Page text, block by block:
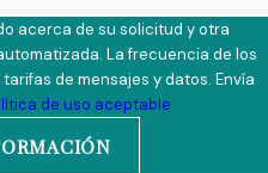
acerca de su solicitud y otra
La frecuencia de los
de mensajes y datos. Envía
de uso aceptable